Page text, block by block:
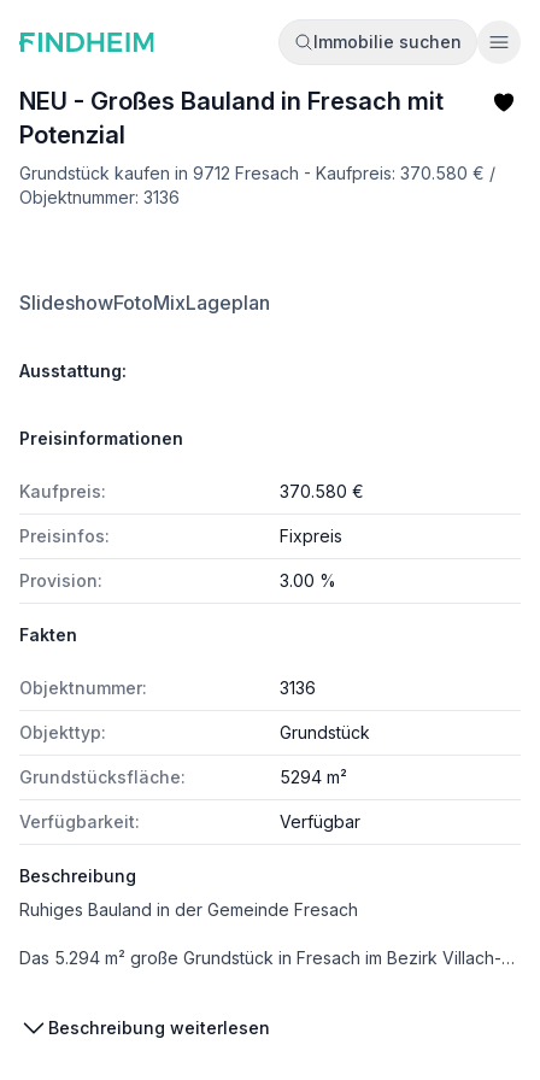
Immobilie suchen
NEU - Großes Bauland in Fresach mit
Potenzial
Grundstück kaufen in 9712 Fresach - Kaufpreis: 370.580 € /
Objektnummer: 3136
SlideshowFotoMixLageplan
Ausstattung:
Preisinformationen
Kaufpreis: 370.580 €
Preisinfos: Fixpreis
Provision: 3.00 %
Fakten
Objektnummer: 3136
Objekttyp: Grundstück
Grundstücksfläche: 5294 m²
Verfügbarkeit: Verfügbar
Beschreibung
Ruhiges Bauland in der Gemeinde Fresach
Das 5.294 m² große Grundstück in Fresach im Bezirk Villach-Land mit der Widmung Bauland-Dorfgebiet ist äußerst vielseitig. Ideal für eine offene und halboffene Bebauung. Es liegt beispielsweise eine Projektplanung mit 4 Doppelhaushälften und 4 Einfamilienhäusern vor. Die 8 Grundstücke haben Flächen von rund 465 m² bis 700 m². Für die offene Bebauung ist eine Grundstücksgröße von über 600 m² notwendig. Bei halboffener Bebauung genügt eine Grundstücksfläche von 400 m².
Beschreibung weiterlesen